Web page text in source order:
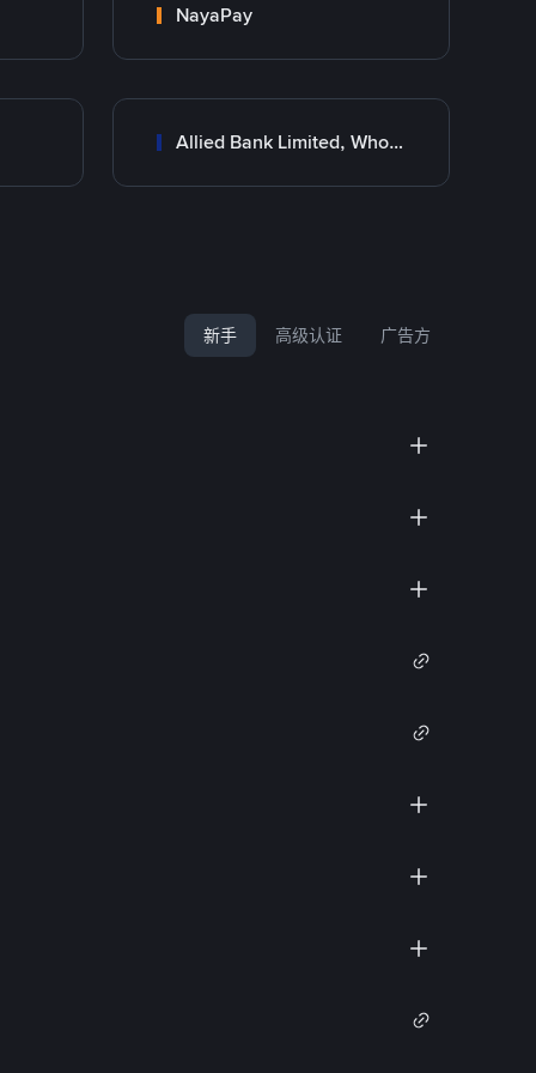
NayaPay
Allied Bank Limited, Wholesale Branch
新手 高级认证 广告方